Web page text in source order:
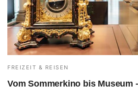
FREIZEIT & REISEN
Vom Sommerkino bis Museum